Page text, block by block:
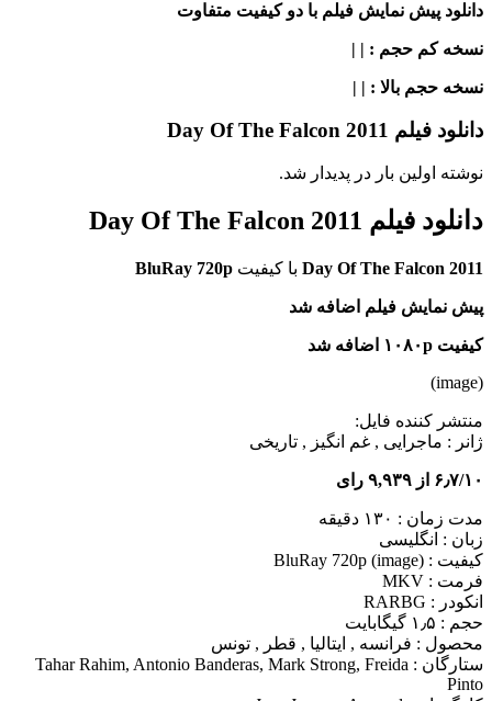
دانلود پیش نمایش فیلم با دو کیفیت متفاوت
نسخه کم حجم : | |
نسخه حجم بالا : | |
دانلود فیلم Day Of The Falcon 2011
نوشته اولین بار در پدیدار شد.
دانلود فیلم Day Of The Falcon 2011
Day Of The Falcon 2011 با کیفیت BluRay 720p
پیش نمایش فیلم اضافه شد
کیفیت ۱۰۸۰p اضافه شد
(image)
منتشر کننده فایل:
ژانر : ماجرایی , غم انگیز , تاریخی
۶٫۷/۱۰ از ۹,۹۳۹ رای
مدت زمان : ۱۳۰ دقیقه
زبان : انگلیسی
کیفیت : BluRay 720p (image)
فرمت : MKV
انکودر : RARBG
حجم : ۱٫۵ گیگابایت
محصول : فرانسه , ایتالیا , قطر , تونس
ستارگان : Tahar Rahim, Antonio Banderas, Mark Strong, Freida
Pinto